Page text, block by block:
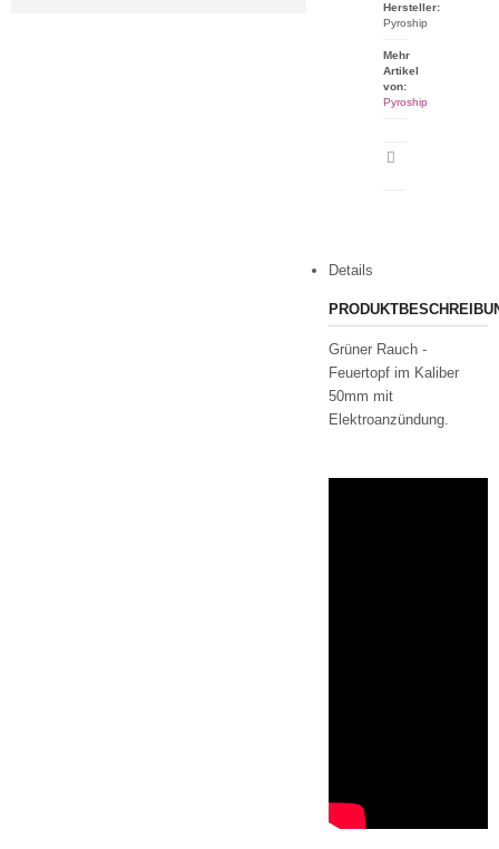
Hersteller:
Pyroship
Mehr
Artikel
von:
Pyroship
Details
Grüner Rauch -
Feuertopf im Kaliber
50mm mit
Elektroanzündung.